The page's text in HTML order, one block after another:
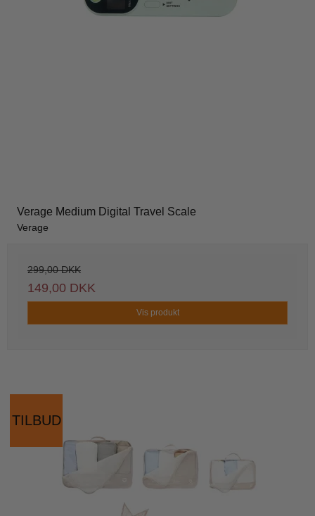
Verage Medium Digital Travel Scale
Verage
299,00 DKK
149,00 DKK
Vis produkt
TILBUD